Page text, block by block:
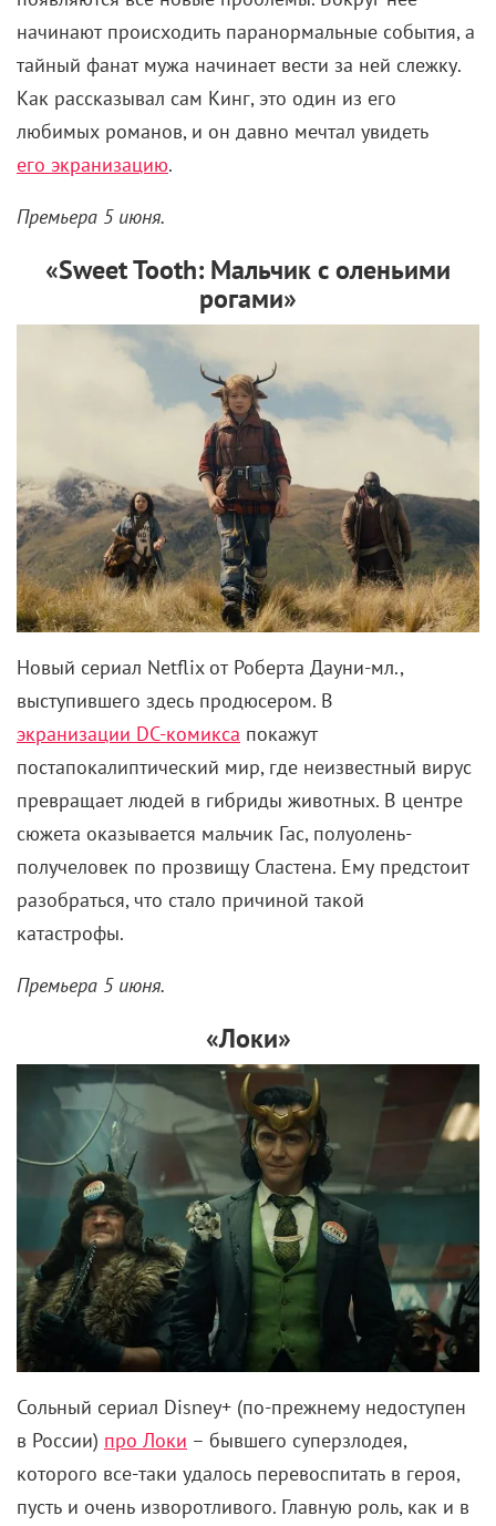
начинают происходить паранормальные события, а
тайный фанат мужа начинает вести за ней слежку.
Как рассказывал сам Кинг, это один из его
любимых романов, и он давно мечтал увидеть
его экранизацию.
Премьера 5 июня.
«Sweet Tooth: Мальчик с оленьими
рогами»
Новый сериал Netflix от Роберта Дауни-мл.,
выступившего здесь продюсером. В
экранизации DC-комикса покажут
постапокалиптический мир, где неизвестный вирус
превращает людей в гибриды животных. В центре
сюжета оказывается мальчик Гас, полуолень-
получеловек по прозвищу Сластена. Ему предстоит
разобраться, что стало причиной такой
катастрофы.
Премьера 5 июня.
«Локи»
Сольный сериал Disney+ (по-прежнему недоступен
в России) про Локи – бывшего суперзлодея,
которого все-таки удалось перевоспитать в героя,
пусть и очень изворотливого. Главную роль, как и в